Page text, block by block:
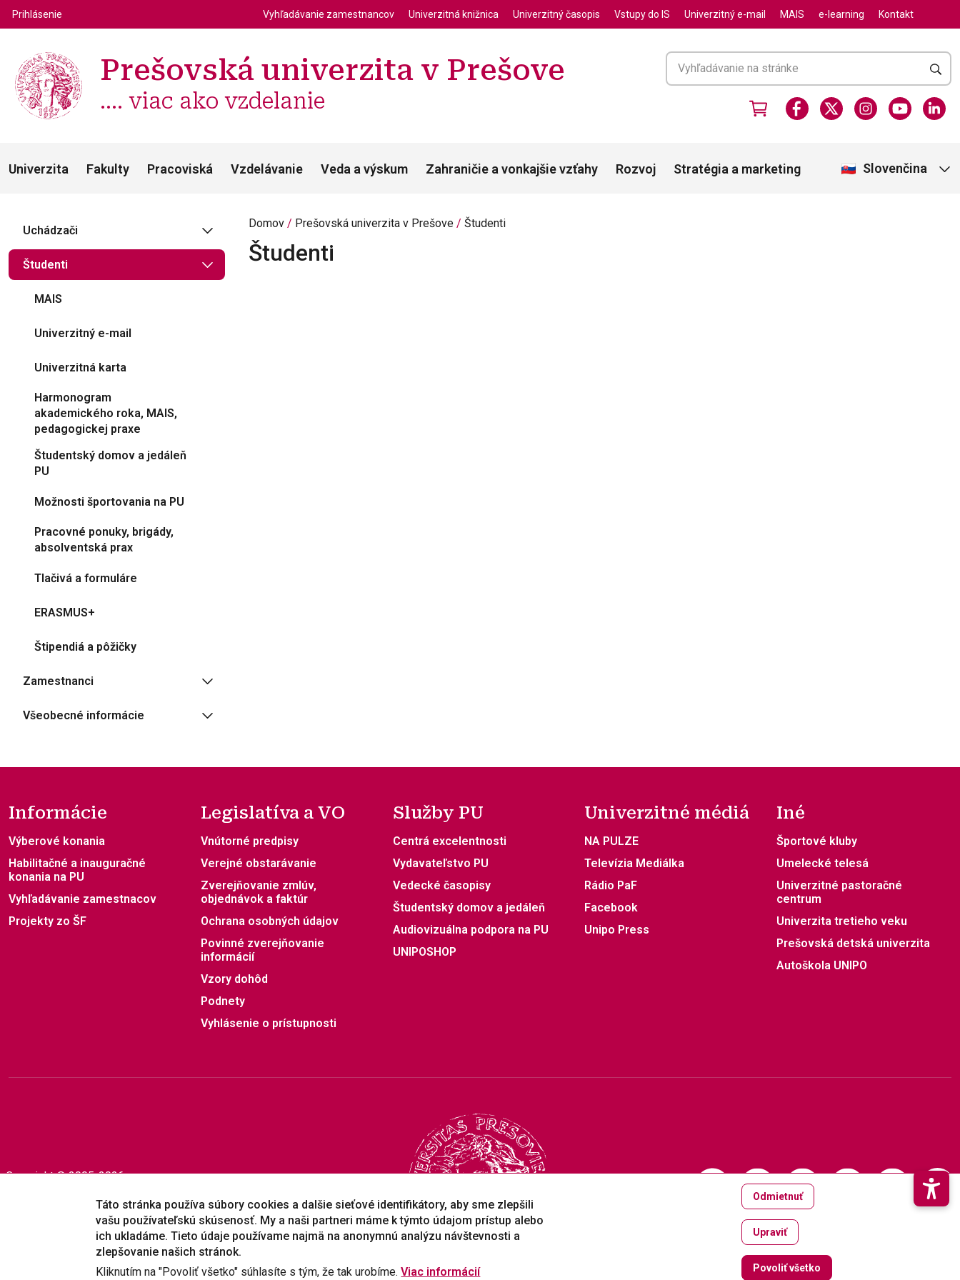
Skočiť na hlavný obsah
Používateľské menu
Prihlásenie Top menu
Vyhľadávanie zamestnancov Univerzitná knižnica Univerzitný časopis Vstupy do IS Univerzitný e-mail MAIS e-learning Kontakt
Prešovská univerzita v Prešove
.... viac ako vzdelanie
Univerzita Fakulty Pracoviská Vzdelávanie Veda a výskum Zahraničie a vonkajšie vzťahy Rozvoj Stratégia a marketing Slovenčina
Domov Prešovská univerzita v Prešove Študenti
Študenti
Uchádzači
Študenti
MAIS
Univerzitný e-mail
Univerzitná karta
Harmonogram
akademického roka, MAIS,
pedagogickej praxe
Študentský domov a jedáleň
PU
Možnosti športovania na PU
Pracovné ponuky, brigády,
absolventská prax
Tlačivá a formuláre
ERASMUS+
Štipendiá a pôžičky
Zamestnanci
Všeobecné informácie
Informácie
Výberové konania
Habilitačné a inauguračné
konania na PU
Vyhľadávanie zamestnacov
Projekty zo ŠF
Legislatíva a VO
Vnútorné predpisy
Verejné obstarávanie
Zverejňovanie zmlúv,
objednávok a faktúr
Ochrana osobných údajov
Povinné zverejňovanie
informácií
Vzory dohôd
Podnety
Vyhlásenie o prístupnosti
Služby PU
Centrá excelentnosti
Vydavateľstvo PU
Vedecké časopisy
Študentský domov a jedáleň
Audiovizuálna podpora na PU
UNIPOSHOP
Univerzitné médiá
NA PULZE
Televízia Mediálka
Rádio PaF
Facebook
Unipo Press
Iné
Športové kluby
Umelecké telesá
Univerzitné pastoračné
centrum
Univerzita tretieho veku
Prešovská detská univerzita
Autoškola UNIPO
Copyright © 2005-2026
Táto stránka používa súbory cookies a dalšie sieťové identifikátory, aby sme zlepšili
vašu používateľskú skúsenosť. My a naši partneri máme k týmto údajom prístup alebo
ich ukladáme. Tieto údaje používame najmä na anonymnú analýzu návštevnosti a
zlepšovanie našich stránok.
Kliknutím na "Povoliť všetko" súhlasíte s tým, že tak urobíme. Viac informácií
Odmietnuť
Upraviť
Povoliť všetko